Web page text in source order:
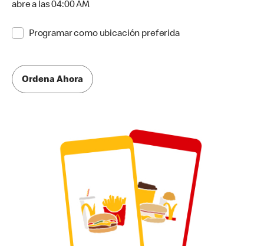
abre a las 04:00 AM
Programar como ubicación preferida
Ordena Ahora